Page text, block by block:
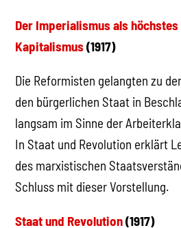
Der Imperialismus als
Kapitalismus(1917)
Die Reformisten gelangten zu
den bürgerlichen Staat in
langsam im Sinne der
In Staat und Revolution erklärt
des marxistischen
Schluss mit dieser Vorstellung.
Staat und Revolution(1917)